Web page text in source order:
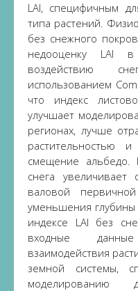
LAI, специфичным
типа растений.
без снежного
недооценку LAI в
воздействию
использованием
что индекс
улучшает
регионах, лучше
растительностью
смещение альбедо.
снега
валовой
уменьшения глубины
индексе LAI без
входные
взаимодействия
земной системы,
моделированию